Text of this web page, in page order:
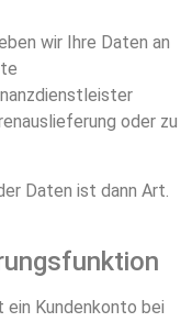
wir Ihre Daten an
oder zu
Daten ist dann Art.
Kundenkonto bei